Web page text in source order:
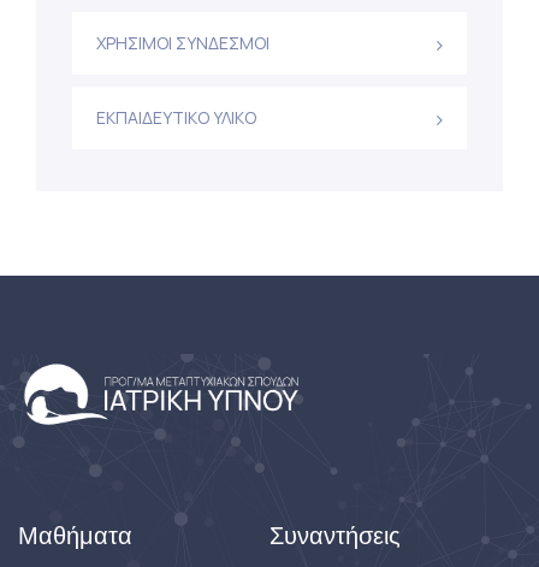
ΧΡΗΣΙΜΟΙ ΣΥΝΔΕΣΜΟΙ
ΕΚΠΑΙΔΕΥΤΙΚΟ ΥΛΙΚΟ
Μαθήματα
Συναντήσεις